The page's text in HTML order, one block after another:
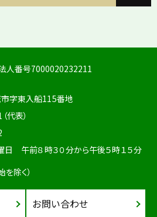
人番号7000020232211
字東入船115番地
代表）
日 午前８時３０分から午後５時１５分
を除く）
お問い合わせ